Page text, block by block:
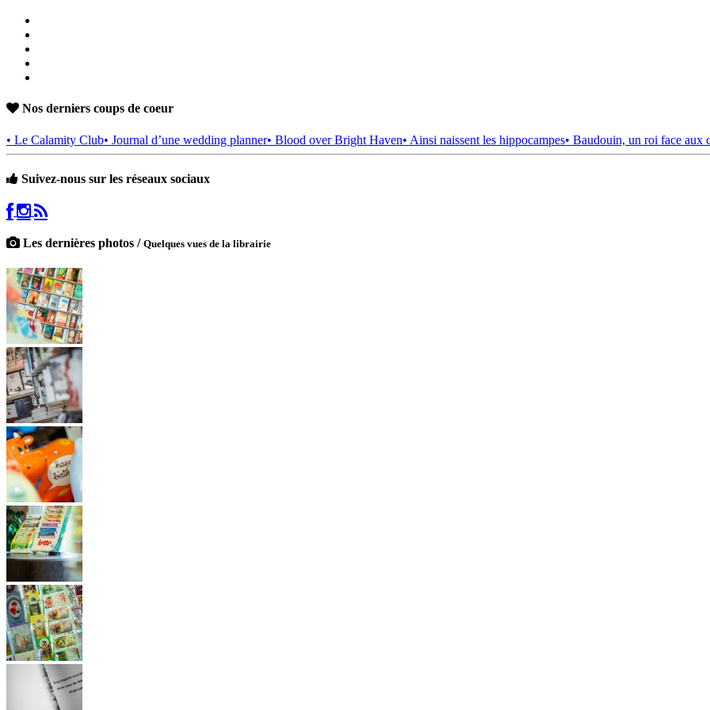
Nos derniers coups de coeur
• Le Calamity Club• Journal d’une wedding planner• Blood over Bright Haven• Ainsi naissent les hippocampes• Baudouin, un roi face aux
Suivez-nous sur les réseaux sociaux
Les dernières photos / Quelques vues de la librairie